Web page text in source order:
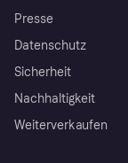
Presse
Datenschutz
Sicherheit
Nachhaltigkeit
Weiterverkaufen